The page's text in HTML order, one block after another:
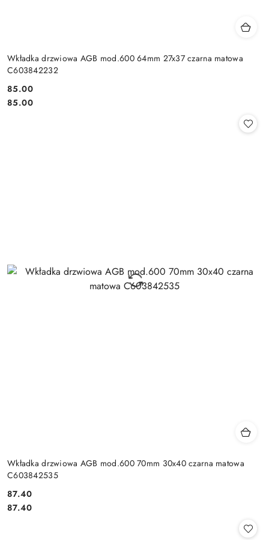
Wkładka drzwiowa AGB mod.600 64mm 27x37 czarna matowa
C603842232
Cena:
85.00
Cena:
85.00
Wkładka drzwiowa AGB mod.600 70mm 30x40 czarna matowa
C603842535
Cena:
87.40
Cena:
87.40